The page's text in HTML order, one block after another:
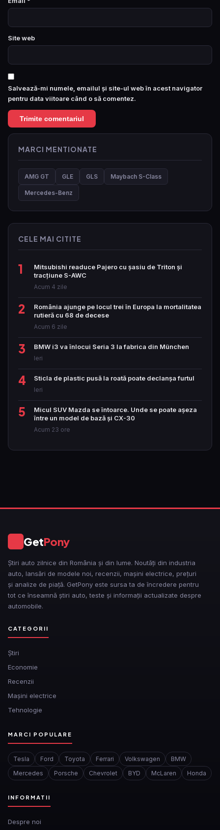
Site web
Salvează-mi numele, emailul și site-ul web în acest navigator
pentru data viitoare când o să comentez.
MARCI MENTIONATE
AMG GT GLE GLS Maybach S-Class
Mercedes-Benz
CELE MAI CITITE
1
Mitsubishi readuce Pajero cu șasiu de Triton și
tracțiune S-AWC
Acum 4 zile
2
România ajunge pe locul trei în Europa la mortalitatea
rutieră cu 68 de decese
Acum 6 zile
3 BMW i3 va înlocui Seria 3 la fabrica din München
Ieri
4 Sticla de plastic pusă la roată poate declanșa furtul
Ieri
5
Micul SUV Mazda se întoarce. Unde se poate așeza
între un model de bază și CX-30
Acum 23 ore
GetPony
Știri auto zilnice din România și din lume. Noutăți din industria
auto, lansări de modele noi, recenzii, mașini electrice, prețuri
și analize de piață. GetPony este sursa ta de încredere pentru
tot ce înseamnă știri auto, teste și informații actualizate despre
automobile.
CATEGORII
Ştiri
Economie
Recenzii
Mașini electrice
Tehnologie
MARCI POPULARE
Tesla Ford Toyota Ferrari Volkswagen
BMW
Mercedes
Porsche Chevrolet BYD McLaren Honda
INFORMATII
Despre noi